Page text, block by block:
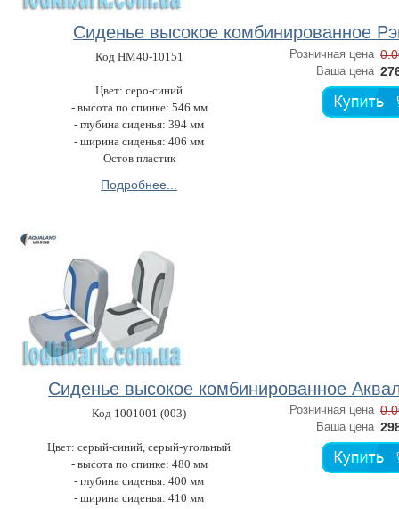
Сиденье высокое комбинированное
Код HM40-10151
Цвет: серо-синий
- высота по спинке: 546 мм
- глубина сиденья: 394 мм
- ширина сиденья: 406 мм
Остов пластик
Подробнее...
Розничная цена
Ваша цена
Сиденье высокое комбинированное
Код 1001001 (003)
Цвет: серый-синий, серый-угольный
- высота по спинке: 480 мм
- глубина сиденья: 400 мм
- ширина сиденья: 410 мм
Розничная цена
Ваша цена